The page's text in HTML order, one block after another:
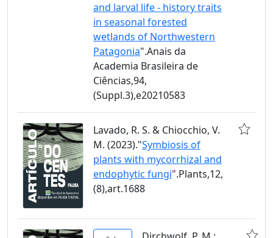
and larval life - history traits
in seasonal forested
wetlands of Northwestern
Patagonia".Anais da
Academia Brasileira de
Ciências,94,
(Suppl.3),e20210583
Lavado, R. S. & Chiocchio, V.
M. (2023)."Symbiosis of
plants with mycorrhizal and
endophytic fungi".Plants,12,
(8),art.1688